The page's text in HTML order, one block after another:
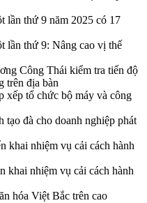
lần thứ 9 năm 2025 có 17
lần thứ 9: Nâng cao vị thế
Công Thái kiểm tra tiến độ
trên địa bàn
xếp tổ chức bộ máy và công
tạo đà cho doanh nghiệp phát
nhiệm vụ cải cách hành
nhiệm vụ cải cách hành
hóa Việt Bắc trên cao